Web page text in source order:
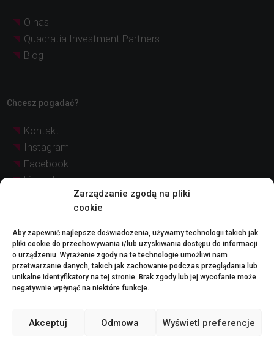
Zarządzanie zgodą na pliki
cookie
Aby zapewnić najlepsze doświadczenia, używamy technologii takich jak
pliki cookie do przechowywania i/lub uzyskiwania dostępu do informacji
o urządzeniu. Wyrażenie zgody na te technologie umożliwi nam
przetwarzanie danych, takich jak zachowanie podczas przeglądania lub
unikalne identyfikatory na tej stronie. Brak zgody lub jej wycofanie może
negatywnie wpłynąć na niektóre funkcje.
Akceptuj Odmowa Wyświetl preferencje
O nas
Quadratia Investment Partners
Blog
Chcesz pogadać?
Kontakt
Instagram
Facebook
LinkedIn
© Quadratia
2026 |
Nota prawna
Polityka dotycząca plików cookie (UE)
służą wyłącznie celom ilustracyjnym i mogą nie odpowiadać rzeczywistości. Podane
ceny są przybliżone i niewiążące i mogą ulec zmianie bez powiadomienia. W celu